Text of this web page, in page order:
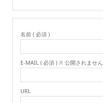
名前 ( 必須 )
E-MAIL ( 必須 ) ※ 公開されません
URL